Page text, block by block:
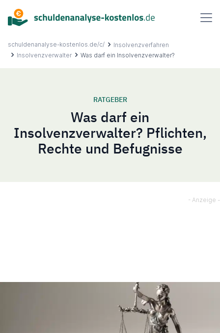
springen
Ablauf
schuldenanalyse-kostenlos.de/c/
Insolvenzverfahren
Insolvenzverwalter
Was darf ein Insolvenzverwalter?
RATGEBER
Was darf ein
Insolvenzverwalter? Pflichten,
Rechte und Befugnisse